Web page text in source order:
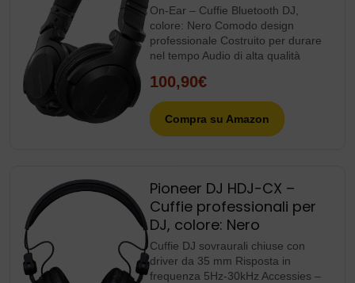
On-Ear – Cuffie Bluetooth DJ,
colore: Nero Comodo design
professionale Costruito per durare
nel tempo Audio di alta qualità
100,90€
Compra su Amazon
Pioneer DJ HDJ-CX –
Cuffie professionali per
DJ, colore: Nero
Cuffie DJ sovraurali chiuse con
driver da 35 mm Risposta in
frequenza 5Hz-30kHz Accessies –